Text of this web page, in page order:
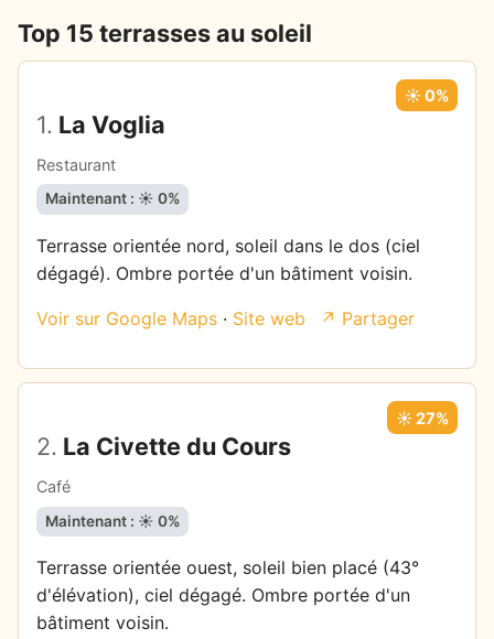
Top 15 terrasses au soleil
1. La Voglia
Restaurant
☀️ 0%
Maintenant : ☀️ 0%
Terrasse orientée nord, soleil dans le dos (ciel
dégagé). Ombre portée d'un bâtiment voisin.
Voir sur Google Maps · Site web ↗ Partager
2. La Civette du Cours
Café
☀️ 27%
Maintenant : ☀️ 0%
Terrasse orientée ouest, soleil bien placé (43°
d'élévation), ciel dégagé. Ombre portée d'un
bâtiment voisin.